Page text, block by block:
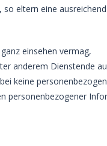
eltern eine
einsehen vermag,
anderem Dienstende
keine
personenbezogener